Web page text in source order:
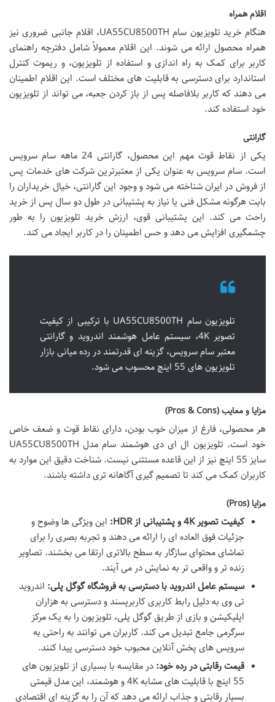
اقلام همراه
هنگام خرید تلویزیون سام UA55CU8500TH، اقلام جانبی ضروری نیز
همراه محصول ارائه می شوند. این اقلام معمولاً شامل دفترچه راهنمای
کاربر برای کمک به راه اندازی و استفاده از تلویزیون، و ریموت کنترل
استاندارد برای دسترسی به قابلیت های مختلف است. این اقلام اطمینان
می دهند که کاربر بلافاصله پس از باز کردن جعبه، می تواند از تلویزیون
خود استفاده کند.
گارانتی
یکی از نقاط قوت مهم این محصول، گارانتی 24 ماهه سام سرویس
است. سام سرویس به عنوان یکی از معتبرترین شرکت های خدمات پس
از فروش در ایران شناخته می شود و وجود این گارانتی، خیال خریداران را
بابت هرگونه مشکل فنی یا نیاز به پشتیبانی در طول دو سال پس از خرید
راحت می کند. این پشتیبانی قوی، ارزش خرید تلویزیون را به طور
چشمگیری افزایش می دهد و حس اطمینان را در کاربر ایجاد می کند.
تلویزیون سام UA55CU8500TH با ترکیبی از کیفیت
تصویر 4K، سیستم عامل هوشمند اندروید و گارانتی
معتبر سام سرویس، گزینه ای قدرتمند در رده میانی بازار
تلویزیون های 55 اینچ محسوب می شود.
مزایا و معایب (Pros & Cons)
هر محصولی، فارغ از میزان خوب بودن، دارای نقاط قوت و ضعف خاص
خود است. تلویزیون ال ای دی هوشمند سام مدل UA55CU8500TH
سایز 55 اینچ نیز از این قاعده مستثنی نیست. شناخت دقیق این موارد به
کاربران کمک می کند تا تصمیم گیری آگاهانه تری داشته باشند.
مزایا (Pros)
کیفیت تصویر 4K و پشتیبانی از HDR:
این ویژگی ها وضوح و
جزئیات فوق العاده ای را ارائه می دهند و تجربه بصری را برای
تماشای محتوای سازگار به سطح بالاتری ارتقا می بخشند. تصاویر
زنده تر و واقعی تر به نمایش در می آیند.
سیستم عامل اندروید با دسترسی به فروشگاه گوگل پلی: اندروید
تی وی به دلیل رابط کاربری کاربرپسند و دسترسی به هزاران
اپلیکیشن و بازی از طریق گوگل پلی، تلویزیون را به یک مرکز
سرگرمی جامع تبدیل می کند. کاربران می توانند به راحتی به
سرویس های پخش آنلاین محبوب خود دسترسی پیدا کنند.
قیمت رقابتی در رده خود: در مقایسه با بسیاری از تلویزیون های
55 اینچ با قابلیت های مشابه 4K و هوشمند، این مدل قیمتی
بسیار رقابتی و جذاب ارائه می دهد که آن را به گزینه ای اقتصادی